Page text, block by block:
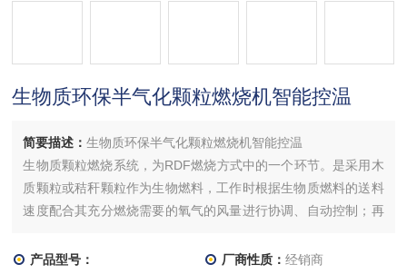
生物质环保半气化颗粒燃烧机智能控温
简要描述：生物质环保半气化颗粒燃烧机智能控温
生物质颗粒燃烧系统，为RDF燃烧方式中的一个环节。是采用木
质颗粒或秸秆颗粒作为生物燃料，工作时根据生物质燃料的送料
速度配合其充分燃烧需要的氧气的风量进行协调、自动控制；再
产品型号：
厂商性质： 经销商